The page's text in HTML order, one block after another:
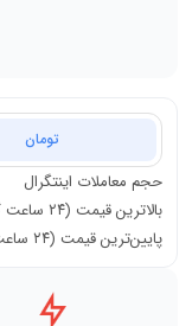
تومان
حجم معاملات اینتگرال
بالاترین قیمت (۲۴ ساعت گذشته)
پایین‌ترین قیمت (۲۴ ساعت گذشته)